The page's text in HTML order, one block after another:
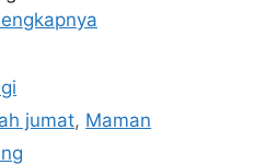
jumat, Maman